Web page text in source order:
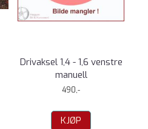
Drivaksel 1,4 - 1,6 venstre
manuell
490,-
KJØP